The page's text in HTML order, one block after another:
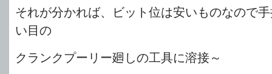
それが分かれば、ビット位は安いものなので
い目の
クランクプーリー廻しの工具に溶接～